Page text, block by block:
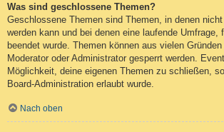
Was sind geschlossene Themen?
Geschlossene Themen sind Themen, in denen
werden kann und bei denen eine laufende Umfrage,
beendet wurde. Themen können aus vielen
Moderator oder Administrator gesperrt werden.
Möglichkeit, deine eigenen Themen zu schließen,
Board-Administration erlaubt wurde.
Nach oben